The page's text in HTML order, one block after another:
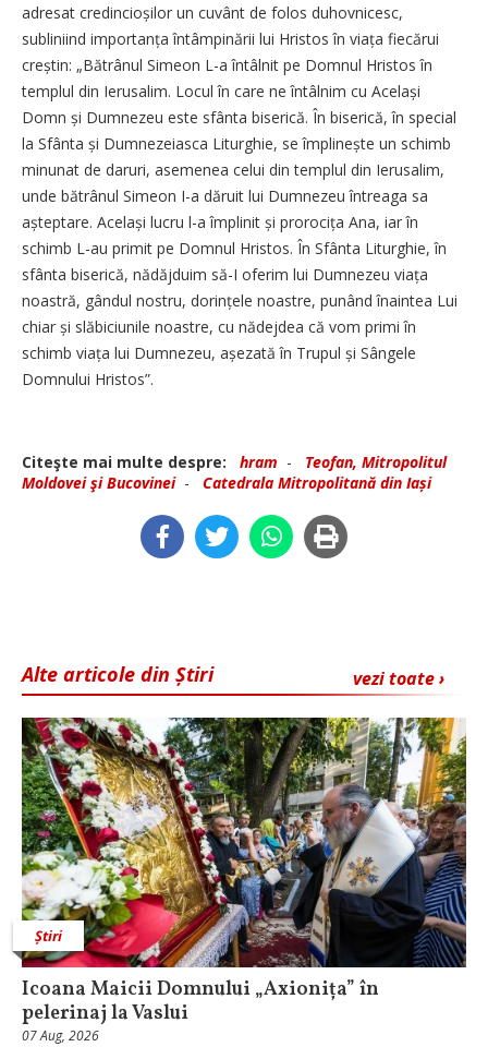
adresat credincioșilor un cuvânt de folos duhovnicesc,
subliniind impor­tanța întâmpinării lui Hristos în viața fiecărui
creștin: „Bătrânul Simeon L-a întâlnit pe Domnul Hristos în
templul din Ierusalim. Locul în care ne întâlnim cu Același
Domn și Dumnezeu este sfânta biserică. În biserică, în special
la Sfânta și Dumnezeiasca Liturghie, se împli­nește un schimb
minunat de daruri, asemenea celui din templul din Ierusalim,
unde bătrânul Simeon I-a dăruit lui Dumnezeu întreaga sa
așteptare. Același lucru l-a împlinit și prorocița Ana, iar în
schimb L-au primit pe Domnul Hristos. În Sfânta Liturghie, în
sfânta biserică, nădăjduim să-I oferim lui Dumnezeu viața
noastră, gândul nostru, dorințele noastre, punând înaintea Lui
chiar și slăbiciunile noastre, cu nădejdea că vom primi în
schimb viața lui Dumnezeu, așezată în Trupul și Sângele
Domnului Hristos”.
Citeşte mai multe despre: hram - Teofan, Mitropolitul
Moldovei şi Bucovinei- Catedrala Mitropolitană din Iași
vezi toate ›
Alte articole din Știri
Știri
Icoana Maicii Domnului „Axionița” în
pelerinaj la Vaslui
07 Aug, 2026